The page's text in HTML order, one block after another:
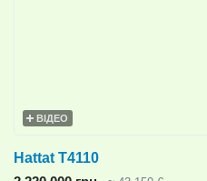
ВІДЕО
Hattat T4110